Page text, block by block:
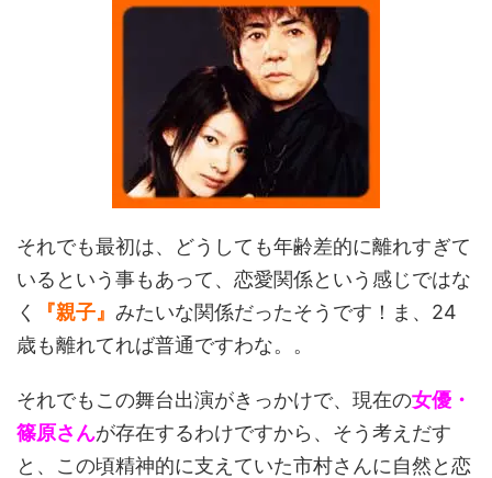
それでも最初は、どうしても年齢差的に離れすぎて
いるという事もあって、恋愛関係という感じではな
く
『親子』 みたいな関係だったそうです！ま、24
歳も離れてれば普通ですわな。。
それでもこの舞台出演がきっかけで、現在の女優・
篠原さんが存在するわけですから、そう考えだす
と、この頃精神的に支えていた市村さんに自然と恋